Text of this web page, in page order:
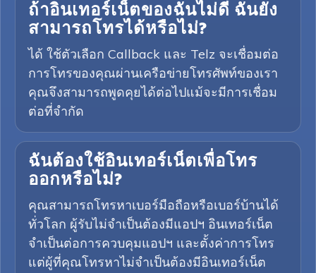
ถ้าอินเทอร์เน็ตของฉันไม่ดี ฉันยัง
สามารถโทรได้หรือไม่?
ได้ ใช้ตัวเลือก Callback และ Telz จะเชื่อมต่อ
การโทรของคุณผ่านเครือข่ายโทรศัพท์ของเรา
คุณจึงสามารถพูดคุยได้ต่อไปแม้จะมีการเชื่อม
ต่อที่จำกัด
ฉันต้องใช้อินเทอร์เน็ตเพื่อโทร
ออกหรือไม่?
คุณสามารถโทรหาเบอร์มือถือหรือเบอร์บ้านได้
ทั่วโลก ผู้รับไม่จำเป็นต้องมีแอปฯ อินเทอร์เน็ต
จำเป็นต่อการควบคุมแอปฯ และตั้งค่าการโทร
แต่ผู้ที่คุณโทรหาไม่จำเป็นต้องมีอินเทอร์เน็ต